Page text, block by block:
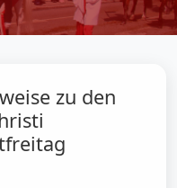
zu den